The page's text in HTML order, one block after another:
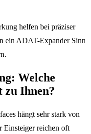
helfen bei präziser
ein ADAT-Expander Sinn
Welche
zu Ihnen?
hängt sehr stark von
Einsteiger reichen oft